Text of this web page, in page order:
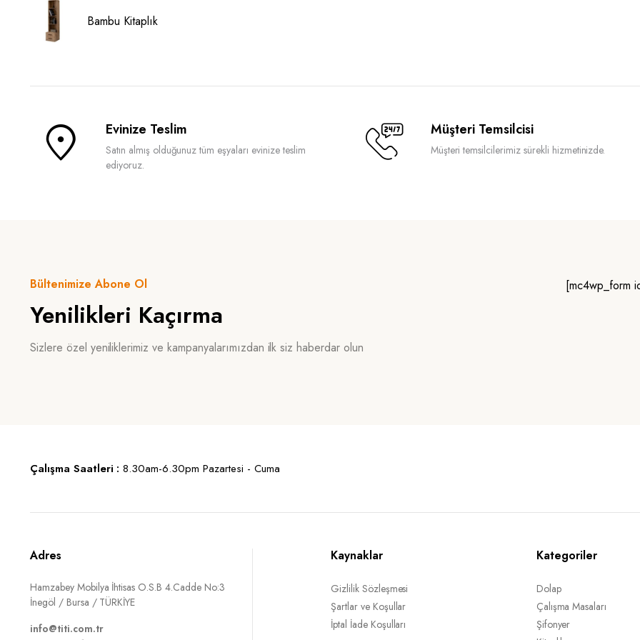
Bambu Kitaplık
Evinize Teslim
Satın almış olduğunuz tüm eşyaları evinize teslim
ediyoruz.
Müşteri Temsilcisi
Müşteri temsilcilerimiz sürekli hizmetinizde.
Bültenimize Abone Ol
Yenilikleri Kaçırma
Sizlere özel yeniliklerimiz ve kampanyalarımızdan ilk siz haberdar olun
[mc4wp_form
Çalışma Saatleri : 8.30am-6.30pm Pazartesi - Cuma
Adres
Hamzabey Mobilya İhtisas O.S.B 4.Cadde No:3
İnegöl / Bursa / TÜRKİYE
info@titi.com.tr
Kaynaklar
Gizlilik Sözleşmesi
Şartlar ve Koşullar
İptal İade Koşulları
Kategoriler
Dolap
Çalışma Masaları
Şifonyer